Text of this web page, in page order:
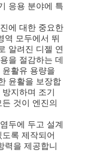
응용 분야에 특
에 대한 중요한
역 모두에서 뛰
알려진 디젤 연
을 절감하는 데
활유 용량을
윤활을 보장합
지하며 조기
것이 엔진의
두에 두고 설계
록 제작되어
력을 제공합니